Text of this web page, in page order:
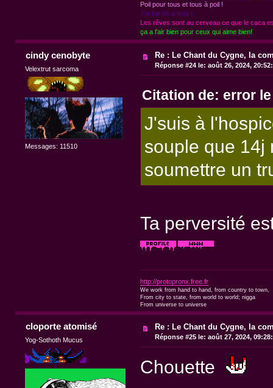
Poil pour tous et tous à poil !
J'ai fait kk à ikea !
Les rêves sont au cerveau ce que le caca
ça a l'air bien pour ceux qui aime bien!
cindy cenobyte
Velextrut sarcoma
Messages: 11510
Re : Le Chant du Cygne, la
Réponse #24 le: août 26, 2024,
Citation de: error
J'suis à
souple que 14j
soumettre un
Ta perversité
http://protopronx.free.fr
We work from hand to hand, from country to town,
From city to state, from world to world; nigga
From universe to universe
cloporte atomisé
Yog-Sothoth Mucus
Re : Le Chant du Cygne, la
Réponse #25 le: août 27, 2024,
Chouette